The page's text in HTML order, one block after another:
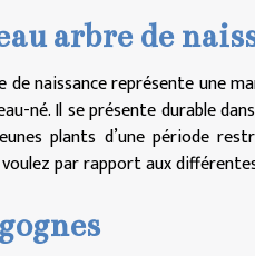
arbre de
naissance représente une
né. Il se présente durable
plants d’une période
par rapport aux